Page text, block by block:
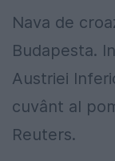
Nava de
Budapesta.
Austriei
cuvânt al
Reuters.